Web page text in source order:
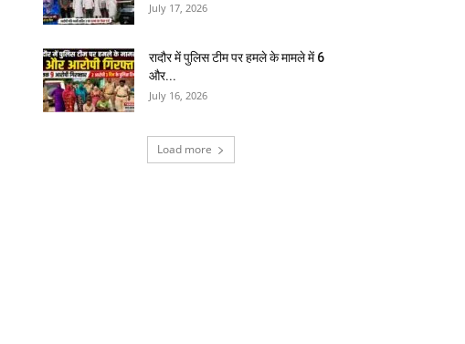
July 17, 2026
रादौर में पुलिस टीम पर हमले के मामले में 6
और...
July 16, 2026
Load more